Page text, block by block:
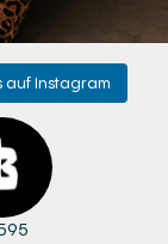
auf Instagram